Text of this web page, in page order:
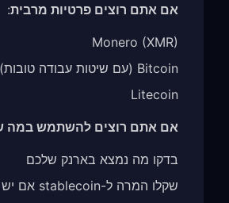
אם אתם רוצים פרטיות מרבית:
Monero (XMR)
Bitcoin (עם שיטות עבודה טובות)
Litecoin
אם אתם רוצים להשתמש במה
בדקו מה נמצא בארנק שלכם
שקלו המרה ל-stablecoin אם יש תנודתיות